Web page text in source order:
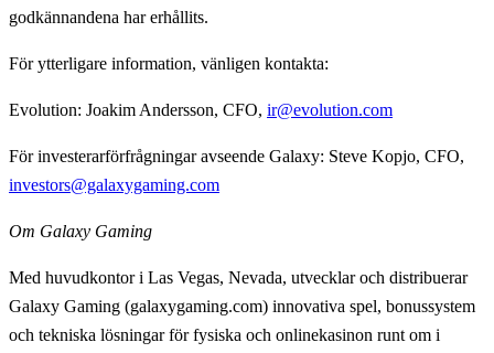
godkännandena har erhållits.
För ytterligare information, vänligen kontakta:
Evolution: Joakim Andersson, CFO, ir@evolution.com
För investerarförfrågningar avseende Galaxy: Steve Kopjo, CFO,
investors@galaxygaming.com
Om Galaxy Gaming
Med huvudkontor i Las Vegas, Nevada, utvecklar och distribuerar
Galaxy Gaming (galaxygaming.com) innovativa spel, bonussystem
och tekniska lösningar för fysiska och onlinekasinon runt om i